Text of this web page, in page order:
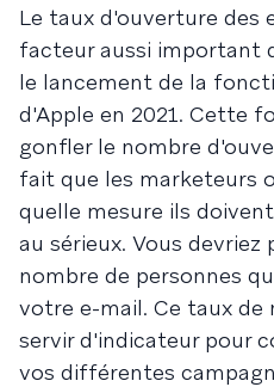
Le taux d'ouverture des
facteur aussi important
le lancement de la
d'Apple en 2021. Cette
gonfler le nombre
fait que les marketeurs
quelle mesure ils
au sérieux. Vous
nombre de personnes
votre e-mail. Ce taux
servir d'indicateur pour
vos différentes